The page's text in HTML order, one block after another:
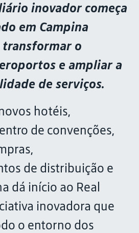
inovador começa
em Campina
transformar o
e ampliar a
de serviços.
hotéis,
de convenções,
de distribuição e
dá início ao Real
inovadora que
o entorno dos